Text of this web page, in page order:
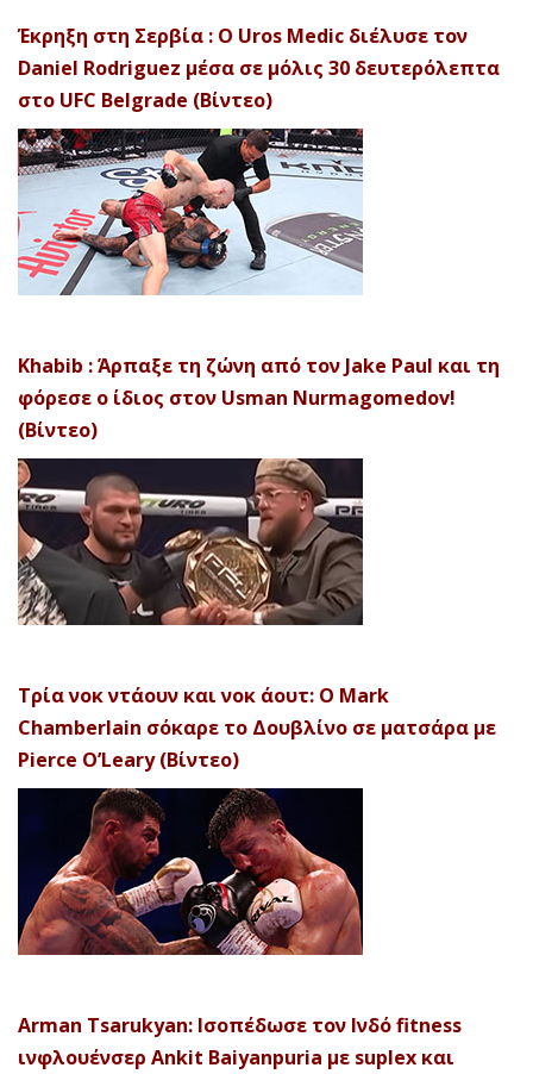
Έκρηξη στη Σερβία : Ο Uros Medic διέλυσε τον
Daniel Rodriguez μέσα σε μόλις 30 δευτερόλεπτα
στο UFC Belgrade (Βίντεο)
Khabib : Άρπαξε τη ζώνη από τον Jake Paul και τη
φόρεσε ο ίδιος στον Usman Nurmagomedov!
(Βίντεο)
Τρία νοκ ντάουν και νοκ άουτ: Ο Mark
Chamberlain σόκαρε το Δουβλίνο σε ματσάρα με
Pierce O’Leary (Βίντεο)
Arman Tsarukyan: Ισοπέδωσε τον Ινδό fitness
ινφλουένσερ Ankit Baiyanpuria με suplex και